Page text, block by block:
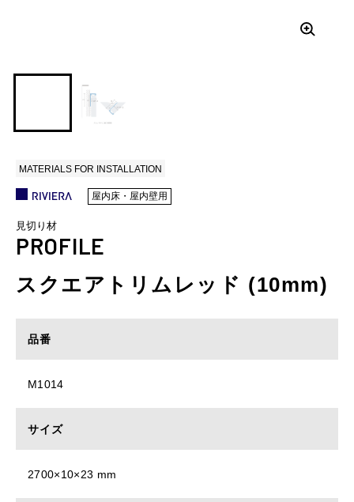
MATERIALS FOR INSTALLATION
屋内床・屋内壁用
見切り材
PROFILE
スクエアトリムレッド (10mm)
品番
M1014
サイズ
2700×10×23 mm